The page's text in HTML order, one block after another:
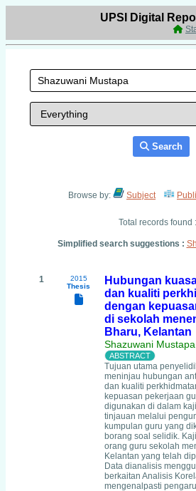
UPSI Digital
Search
Browse by: Subject
Total records found
Simplified search suggestions :
1
2015
Thesis
Hubungan
dan kualiti
dengan
di sekolah
Bharu, Kelantan
Shazuwani Mustapa
Tujuan utama
meninjau hubungan
dan kualiti
kepuasan pekerjaan
digunakan di dalam
tinjauan melalui
kumpulan guru yang
borang soal selidik.
orang guru sekolah
Kelantan yang telah
Data dianalisis
berkaitan Analisis
mengenalpasti